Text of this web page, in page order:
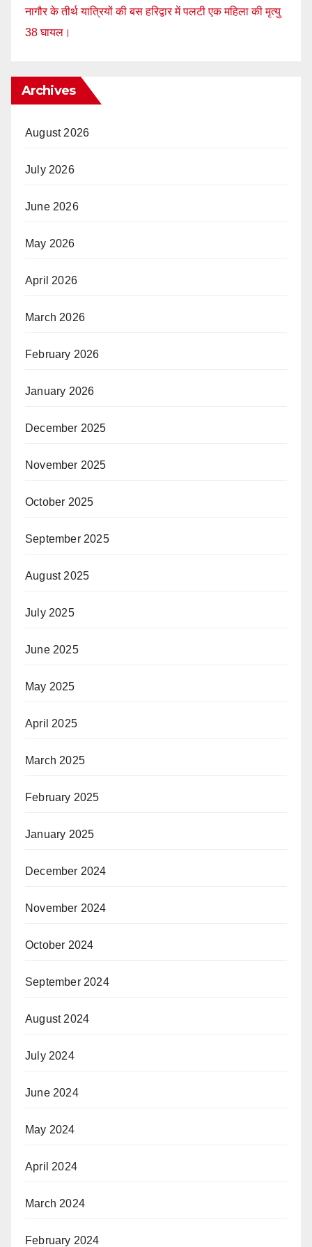
नागौर के तीर्थ यात्रियों की बस हरिद्वार में पलटी एक महिला की मृत्यु
38 घायल।
Archives
August 2026
July 2026
June 2026
May 2026
April 2026
March 2026
February 2026
January 2026
December 2025
November 2025
October 2025
September 2025
August 2025
July 2025
June 2025
May 2025
April 2025
March 2025
February 2025
January 2025
December 2024
November 2024
October 2024
September 2024
August 2024
July 2024
June 2024
May 2024
April 2024
March 2024
February 2024